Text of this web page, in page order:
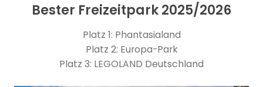
Bester Freizeitpark 2025/2026
Platz 1: Phantasialand
Platz 2: Europa-Park
Platz 3: LEGOLAND Deutschland